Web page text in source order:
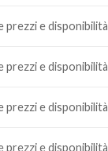
prezzi e disponibilità
prezzi e disponibilità
prezzi e disponibilità
prezzi e disponibilità